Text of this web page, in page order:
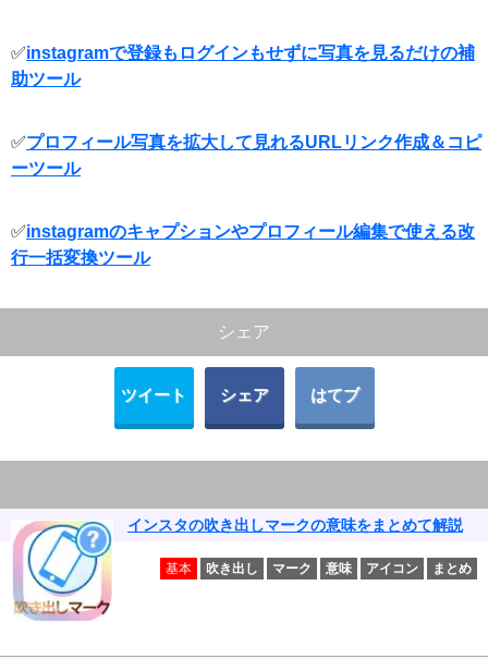
✅instagramで登録もログインもせずに写真を見るだけの補
助ツール
✅プロフィール写真を拡大して見れるURLリンク作成＆コピ
ーツール
✅instagramのキャプションやプロフィール編集で使える改
行一括変換ツール
シェア
ツイート シェア はてブ
インスタの吹き出しマークの意味をまとめて解説
基本 吹き出し マーク 意味 アイコン まとめ